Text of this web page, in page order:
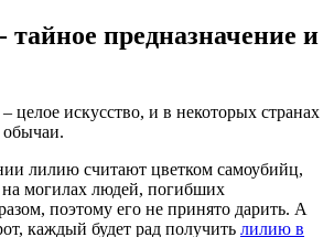
предназначение и
целое искусство, и в некоторых странах
лилию считают цветком самоубийц,
на могилах людей, погибших
поэтому его не принято дарить. А
каждый будет рад получить лилию в